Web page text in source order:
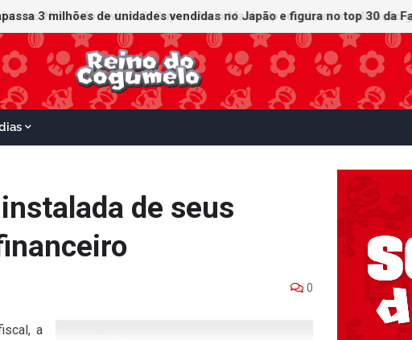
3 milhões de unidades vendidas no Japão e figura no top 30 da
no Nintendo Switch 2; Super Mario Mash-Up receberá atualização
de seus
0
a